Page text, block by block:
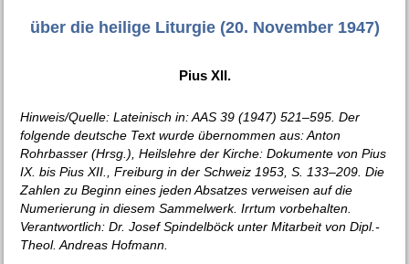
über die heilige Liturgie (20. November 1947)
Pius XII.
Hinweis/Quelle: Lateinisch in: AAS 39 (1947) 521–595. Der
folgende deutsche Text wurde übernommen aus: Anton
Rohrbasser (Hrsg.), Heilslehre der Kirche: Dokumente von Pius
IX. bis Pius XII., Freiburg in der Schweiz 1953, S. 133–209. Die
Zahlen zu Beginn eines jeden Absatzes verweisen auf die
Numerierung in diesem Sammelwerk. Irrtum vorbehalten.
Verantwortlich: Dr. Josef Spindelböck unter Mitarbeit von Dipl.-
Theol. Andreas Hofmann.